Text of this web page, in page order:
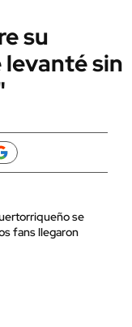
su
sin
se
fans llegaron